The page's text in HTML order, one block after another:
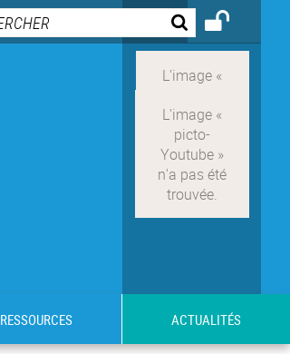
RESSOURCES ACTUALITÉS